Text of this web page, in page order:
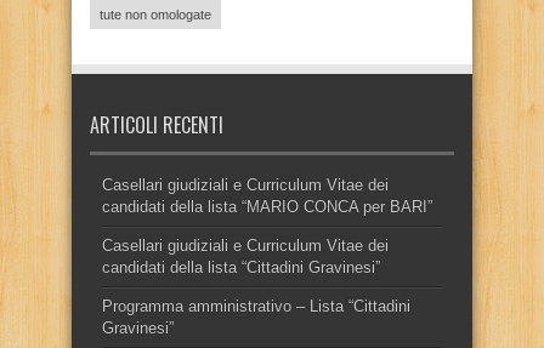
tute non omologate
ARTICOLI RECENTI
Casellari giudiziali e Curriculum Vitae dei
candidati della lista “MARIO CONCA per BARI”
Casellari giudiziali e Curriculum Vitae dei
candidati della lista “Cittadini Gravinesi”
Programma amministrativo – Lista “Cittadini
Gravinesi”